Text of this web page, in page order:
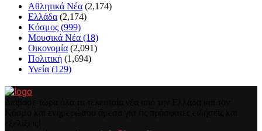
Αθλητικά Νέα (2,174)
Ελλάδα (2,174)
Κόσμος (999)
Μουσικά Νέα (18)
Οικονομία (2,091)
Πολιτική (1,694)
Υγεία (129)